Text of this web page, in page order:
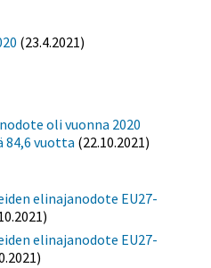
(23.4.2021)
oli vuonna 2020
84,6 vuotta (22.10.2021)
elinajanodote EU27-
elinajanodote EU27-